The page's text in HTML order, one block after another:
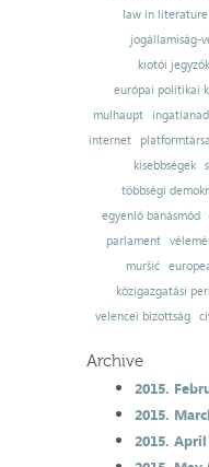
law in literature
jogállamiság-
kiotói
európai politikai
mulhaupt
internet
kisebbségek
többségi
egyenlő bánásmód
parlament
muršić
közigazgatási
velencei bizottság
Archive
2015.
2015.
2015. April